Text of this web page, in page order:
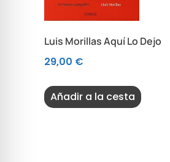
Luis Morillas Aquí Lo Dejo
29,00 €
Añadir a la cesta